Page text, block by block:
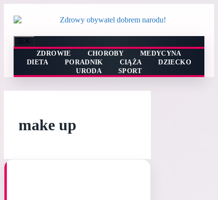
treści
ZDROWIE
CHOROBY
MEDYCYNA
DIETA
PORADNIK CIĄŻA
DZIECKO
URODA
SPORT
make up